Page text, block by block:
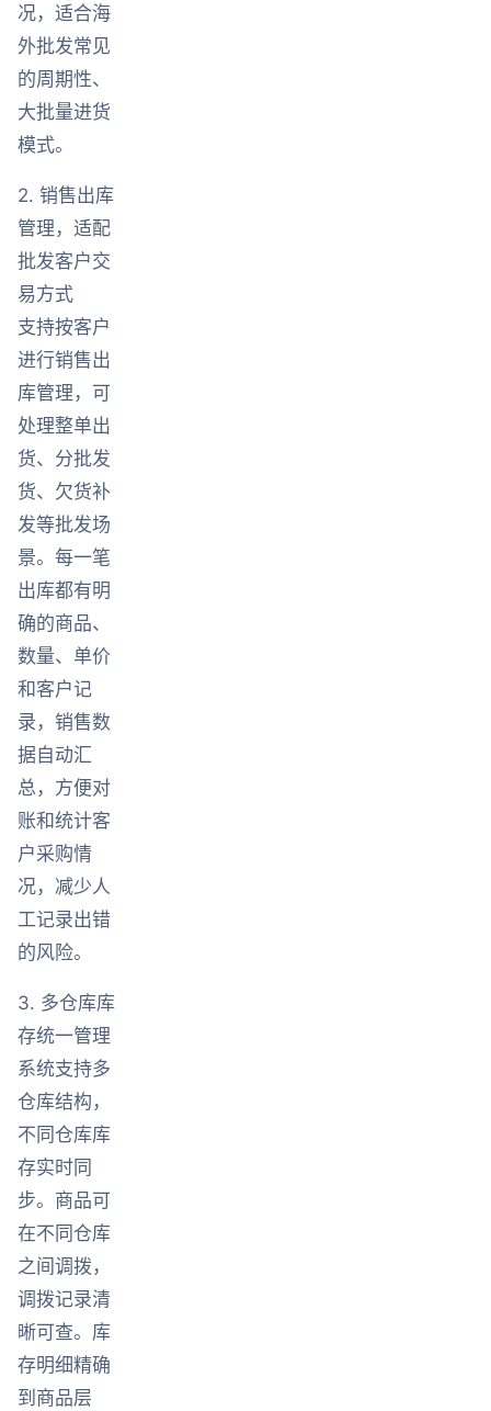
况，适合海
外批发常见
的周期性、
大批量进货
模式。
2. 销售出库
管理，适配
批发客户交
易方式
支持按客户
进行销售出
库管理，可
处理整单出
货、分批发
货、欠货补
发等批发场
景。每一笔
出库都有明
确的商品、
数量、单价
和客户记
录，销售数
据自动汇
总，方便对
账和统计客
户采购情
况，减少人
工记录出错
的风险。
3. 多仓库库
存统一管理
系统支持多
仓库结构，
不同仓库库
存实时同
步。商品可
在不同仓库
之间调拨，
调拨记录清
晰可查。库
存明细精确
到商品层